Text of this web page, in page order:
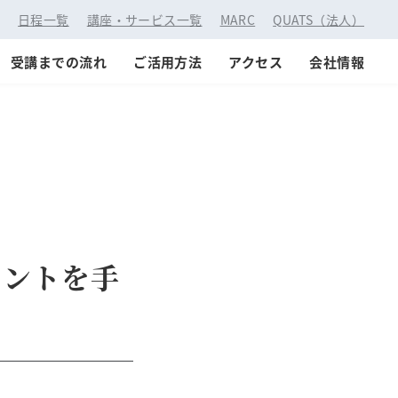
日程一覧 講座・サービス一覧 MARC QUATS（法人）
受講までの流れ ご活用方法 アクセス 会社情報
トを手